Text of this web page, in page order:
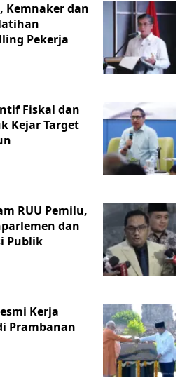
Kemnaker dan
Pekerja
Fiskal dan
Kejar Target
RUU Pemilu,
dan
Publik
Kerja
Prambanan